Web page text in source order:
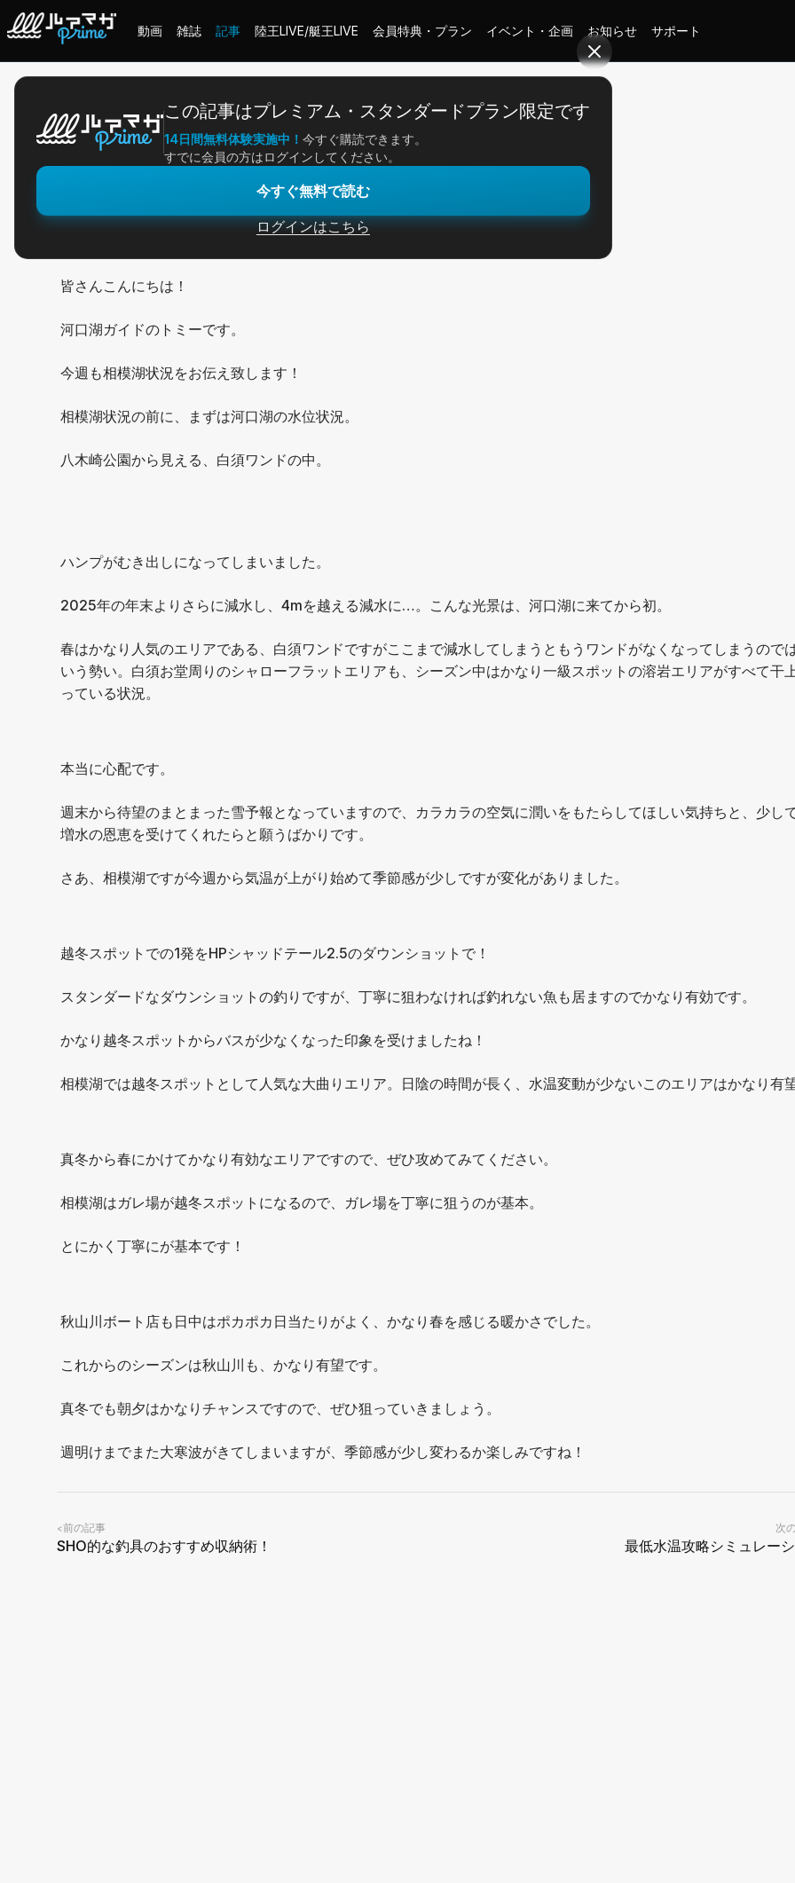
動画 雑誌 記事 陸王LIVE/艇王LIVE 会員特典・プラン イベント・企画 お知らせ サポート
この記事はプレミアム・スタンダードプラン限定です
14日間無料体験実施中！ 今すぐ購読できます。
すでに会員の方はログインしてください。
今すぐ無料で読む
ログインはこちら
2026/02/07
河口湖の近況と相模湖攻略！
皆さんこんにちは！
河口湖ガイドのトミーです。
今週も相模湖状況をお伝え致します！
相模湖状況の前に、まずは河口湖の水位状況。
八木崎公園から見える、白須ワンドの中。
ハンプがむき出しになってしまいました。
2025年の年末よりさらに減水し、4mを越える減水に…。こんな光景は、河口湖に来てから初。
春はかなり人気のエリアである、白須ワンドですがここまで減水してしまうともうワンドがなくなってしまうので
いう勢い。白須お堂周りのシャローフラットエリアも、シーズン中はかなり一級スポットの溶岩エリアがすべて干
っている状況。
本当に心配です。
週末から待望のまとまった雪予報となっていますので、カラカラの空気に潤いをもたらしてほしい気持ちと、少し
増水の恩恵を受けてくれたらと願うばかりです。
さあ、相模湖ですが今週から気温が上がり始めて季節感が少しですが変化がありました。
越冬スポットでの1発をHPシャッドテール2.5のダウンショットで！
スタンダードなダウンショットの釣りですが、丁寧に狙わなければ釣れない魚も居ますのでかなり有効です。
かなり越冬スポットからバスが少なくなった印象を受けましたね！
相模湖では越冬スポットとして人気な大曲りエリア。日陰の時間が長く、水温変動が少ないこのエリアはかなり有望
真冬から春にかけてかなり有効なエリアですので、ぜひ攻めてみてください。
相模湖はガレ場が越冬スポットになるので、ガレ場を丁寧に狙うのが基本。
とにかく丁寧にが基本です！
秋山川ボート店も日中はポカポカ日当たりがよく、かなり春を感じる暖かさでした。
これからのシーズンは秋山川も、かなり有望です。
真冬でも朝夕はかなりチャンスですので、ぜひ狙っていきましょう。
週明けまでまた大寒波がきてしまいますが、季節感が少し変わるか楽しみですね！
<前の記事
SHO的な釣具のおすすめ収納術！
次
最低水温攻略シミュレー